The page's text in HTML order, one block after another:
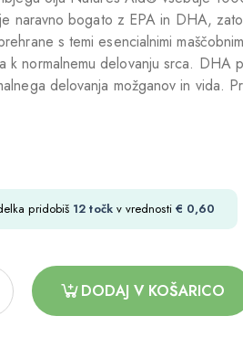
naravno bogato z EPA in DHA,
s temi esencialnimi
k normalnemu delovanju srca. DHA
delovanja možganov in vida.
pridobiš 12 točkv vrednosti € 0,60
DODAJ V KOŠARICO